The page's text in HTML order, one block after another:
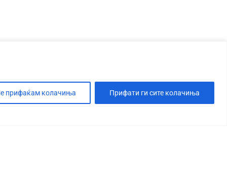
прифаќам колачиња Прифати ги сите колачиња